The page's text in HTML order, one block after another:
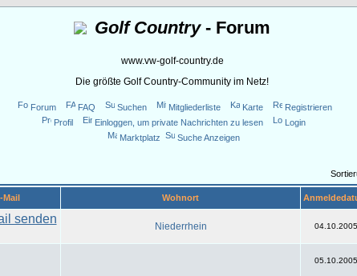
Golf Country- Forum
www.vw-golf-country.de
Die größte Golf Country-Community im Netz!
Forum FAQ Suchen Mitgliederliste Karte
Registrieren
Profil
Einloggen, um private Nachrichten zu lesen
Login
Marktplatz
Suche Anzeigen
Mail Wohnort
Niederrhein 04.10.2005
05.10.2005